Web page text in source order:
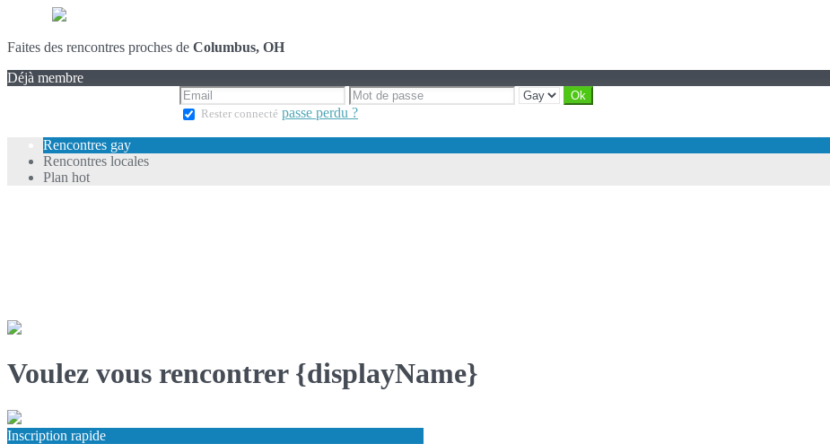
Faites des rencontres proches de Columbus, OH
Déjà membre
Rester connecté passe perdu ?
Rencontres gay
Rencontres locales
Plan hot
Voulez vous rencontrer {displayName}
Inscription rapide